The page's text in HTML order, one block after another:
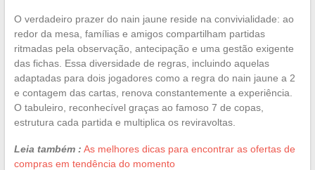
O verdadeiro prazer do nain jaune reside na convivialidade: ao
redor da mesa, famílias e amigos compartilham partidas
ritmadas pela observação, antecipação e uma gestão exigente
das fichas. Essa diversidade de regras, incluindo aquelas
adaptadas para dois jogadores como a regra do nain jaune a 2
e contagem das cartas, renova constantemente a experiência.
O tabuleiro, reconhecível graças ao famoso 7 de copas,
estrutura cada partida e multiplica os reviravoltas.
Leia também : As melhores dicas para encontrar as ofertas de
compras em tendência do momento